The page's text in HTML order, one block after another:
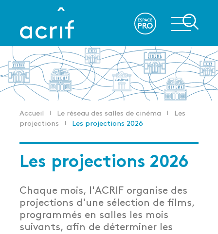
contenu
principal
Fil
Accueil Le réseau des salles de cinéma
Les
projections
Les projections 2026
Les projections 2026
Chaque mois, l'ACRIF organise des
projections d'une sélection de films,
programmés en salles les mois
suivants, afin de déterminer les